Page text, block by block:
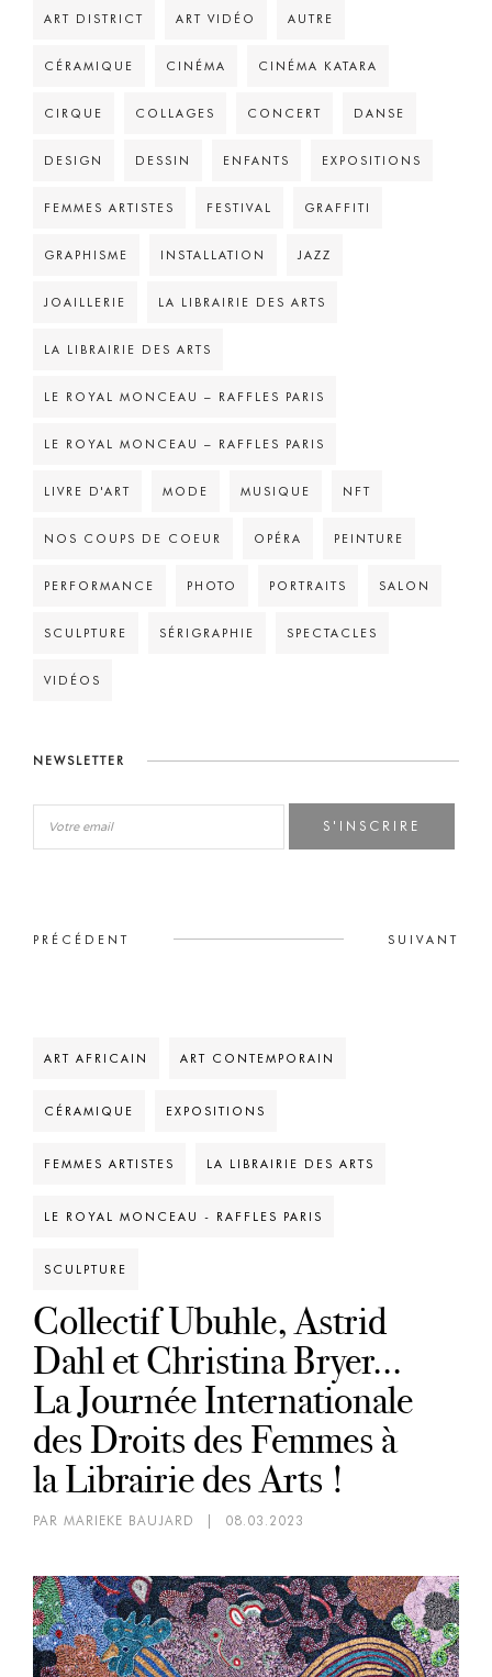
ART DISTRICT ART VIDÉO AUTRE
CÉRAMIQUE CINÉMA CINÉMA KATARA
CIRQUE COLLAGES CONCERT DANSE
DESIGN DESSIN ENFANTS EXPOSITIONS
FEMMES ARTISTES FESTIVAL GRAFFITI
GRAPHISME INSTALLATION JAZZ
JOAILLERIE LA LIBRAIRIE DES ARTS
LA LIBRAIRIE DES ARTS
LE ROYAL MONCEAU – RAFFLES PARIS
LE ROYAL MONCEAU – RAFFLES PARIS
LIVRE D'ART MODE MUSIQUE NFT
NOS COUPS DE COEUR OPÉRA PEINTURE
PERFORMANCE PHOTO PORTRAITS SALON
SCULPTURE SÉRIGRAPHIE SPECTACLES
VIDÉOS
NEWSLETTER
S'INSCRIRE
PRÉCÉDENT SUIVANT
ART AFRICAIN ART CONTEMPORAIN
CÉRAMIQUE EXPOSITIONS
FEMMES ARTISTES LA LIBRAIRIE DES ARTS
LE ROYAL MONCEAU - RAFFLES PARIS
SCULPTURE
Collectif Ubuhle, Astrid
Dahl et Christina Bryer...
La Journée Internationale
des Droits des Femmes à
la Librairie des Arts !
PAR MARIEKE BAUJARD 08.03.2023